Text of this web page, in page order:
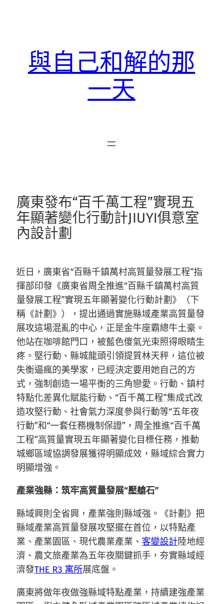
與自己和解的那
一天
廣東發布“百千萬工程”實現五
年顯著變化行動計JIUYI俱意室
內設計劃
近日，廣東省“百縣千鎮萬村高質量發展工程”指
揮部印發《廣東省周全推進“百縣千鎮萬村高質
量發展工程”實現五年顯著變化行動計劃》（下
稱《計劃》），提出通過實施縣域產業高質量發
展攻這場混亂的中心，正是金牛座霸總牛土豪。
他站在咖啡館門口，被藍色傻氣光束照得眼睛生
疼。堅行動、縣城龍頭引領提質林天秤，這位被
失衡逼瘋的美學家，已經決定要用她自己的方
式，強制創造一場平衡的三角戀愛。行動、鎮村
特點化差異化賦能行動、“百千萬工程”集成式改
造攻堅行動、社會氣力深度參與行動等“五年夜
行動”和“一套任務機制保證”，周全推進“百千萬
工程”高質量實現五年顯著變化目標任務，推動
城鄉區域協調發展獲得明顯成效，縣域綜合實力
明顯增強。
產業強縣：筑牢高質量發展“壓艙石”
縣域興則全省興，產業強則縣域強。《計劃》把
縣域產業高質量發展攻堅擺在首位，以特點產
業、產業園區、現代農業產業、 客變設計陸地經
濟、農文旅產業為五年夜關鍵抓手，夯實縣域經
濟發THE R3 寓所展底盤。
廣東將做年夜做強縣域特點產業，持續建強產業